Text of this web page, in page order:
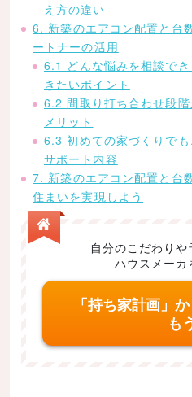
え方の違い
6. 新築のエアコン配置と台
ートナーの活用
6.1 どんな悩みを相談で
きたいポイント
6.2 間取り打ち合わせ段
メリット
6.3 初めての家づくりで
サポート内容
7. 新築のエアコン配置と台
住まいを実現しよう
自分のこだわり
ハウスメーカ
「持ち家計画」
も